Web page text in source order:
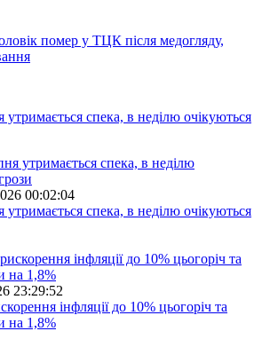
помер у ТЦК після медогляду,
утримається спека, в неділю очікуються
00:02:04
утримається спека, в неділю очікуються
23:29:52
інфляції до 10% цьогоріч та
на 1,8%